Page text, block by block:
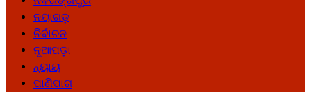
ନୟାଗଡ଼
ନିର୍ବାଚନ
ନୂଆପଡ଼ା
ନ୍ୟାୟ
ପାଣିପାଗ